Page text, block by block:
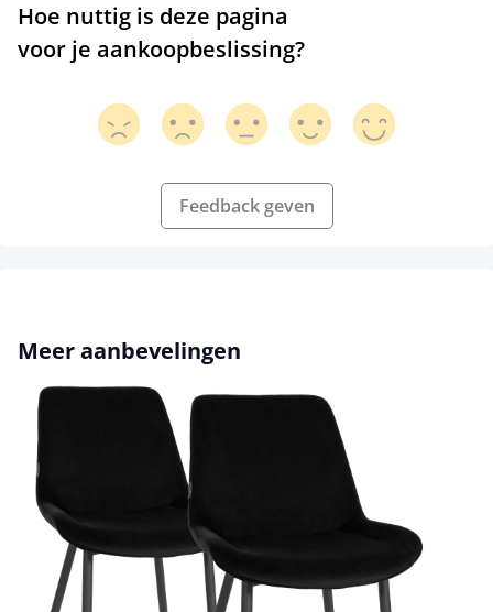
Hoe nuttig is deze pagina
voor je aankoopbeslissing?
Feedback geven
Productgalerij overslaan
Meer aanbevelingen